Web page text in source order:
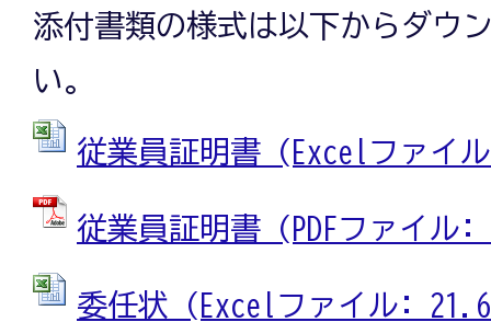
添付書類の様式は以下からダウ
い。
従業員証明書 (Excelファイ
従業員証明書 (PDFファイル:
委任状 (Excelファイル: